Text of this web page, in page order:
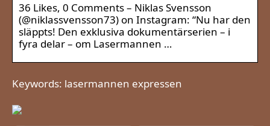
36 Likes, 0 Comments – Niklas Svensson
(@niklassvensson73) on Instagram: “Nu har den
släppts! Den exklusiva dokumentärserien – i
fyra delar – om Lasermannen …
Keywords: lasermannen expressen